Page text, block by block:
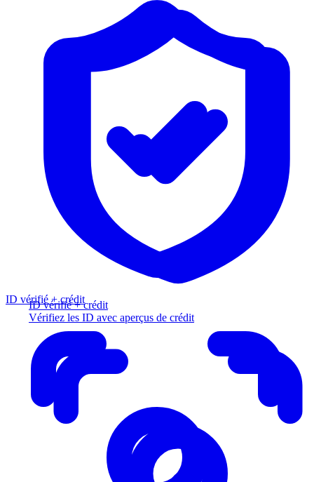
ID vérifié + crédit
Vérifiez les ID avec aperçus de crédit
ID vérifié + crédit